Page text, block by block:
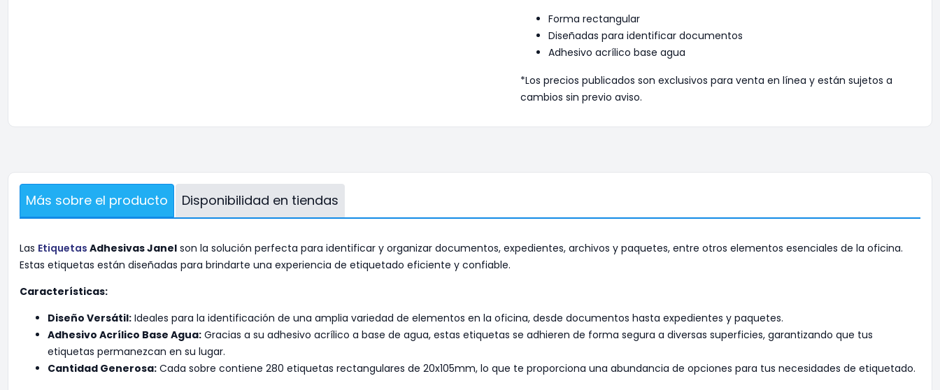
Forma rectangular
Diseñadas para identificar documentos
Adhesivo acrílico base agua
*Los precios publicados son exclusivos para venta en línea y están sujetos a
cambios sin previo aviso.
Más sobre el producto Disponibilidad en tiendas
Las Etiquetas Adhesivas Janel son la solución perfecta para identificar y organizar documentos, expedientes, archivos y paquetes, entre otros elementos esenciales de la oficina.
Estas etiquetas están diseñadas para brindarte una experiencia de etiquetado eficiente y confiable.
Características:
Diseño Versátil: Ideales para la identificación de una amplia variedad de elementos en la oficina, desde documentos hasta expedientes y paquetes.
Adhesivo Acrílico Base Agua: Gracias a su adhesivo acrílico a base de agua, estas etiquetas se adhieren de forma segura a diversas superficies, garantizando que tus
etiquetas permanezcan en su lugar.
Cantidad Generosa: Cada sobre contiene 280 etiquetas rectangulares de 20x105mm, lo que te proporciona una abundancia de opciones para tus necesidades de etiquetado.